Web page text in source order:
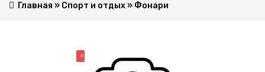
Главная » Спорт и отдых » Фонари
НОВИНКА